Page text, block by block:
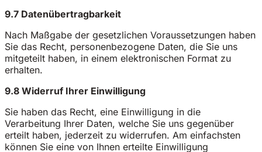
9.7 Datenübertragbarkeit
Nach Maßgabe der gesetzlichen Voraussetzungen haben
Sie das Recht, personenbezogene Daten, die Sie uns
mitgeteilt haben, in einem elektronischen Format zu
erhalten.
9.8 Widerruf Ihrer Einwilligung
Sie haben das Recht, eine Einwilligung in die
Verarbeitung Ihrer Daten, welche Sie uns gegenüber
erteilt haben, jederzeit zu widerrufen. Am einfachsten
können Sie eine von Ihnen erteilte Einwilligung